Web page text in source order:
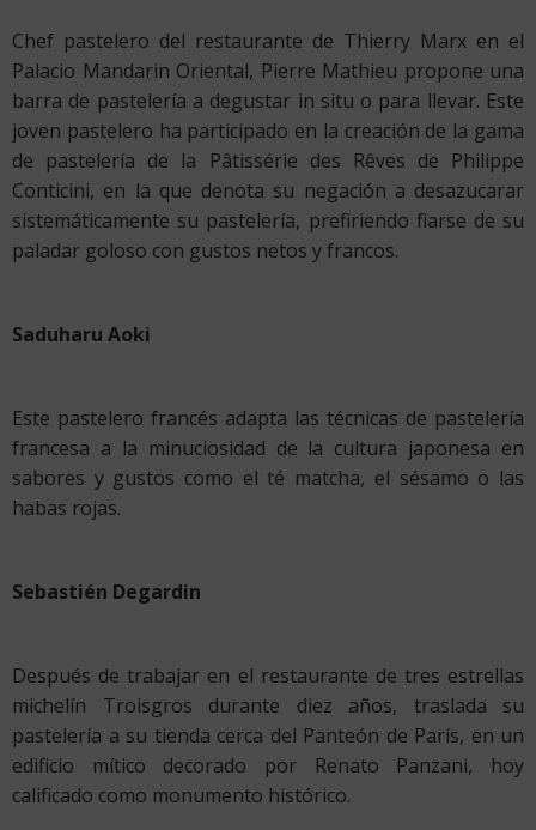
Chef pastelero del restaurante de Thierry Marx en el
Palacio Mandarin Oriental, Pierre Mathieu propone una
barra de pastelería a degustar in situ o para llevar. Este
joven pastelero ha participado en la creación de la gama
de pastelería de la Pâtissérie des Rêves de Philippe
Conticini, en la que denota su negación a desazucarar
sistemáticamente su pastelería, prefiriendo fiarse de su
paladar goloso con gustos netos y francos.
Saduharu Aoki
Este pastelero francés adapta las técnicas de pastelería
francesa a la minuciosidad de la cultura japonesa en
sabores y gustos como el té matcha, el sésamo o las
habas rojas.
Sebastién Degardin
Después de trabajar en el restaurante de tres estrellas
michelín Troisgros durante diez años, traslada su
pastelería a su tienda cerca del Panteón de París, en un
edificio mítico decorado por Renato Panzani, hoy
calificado como monumento histórico.